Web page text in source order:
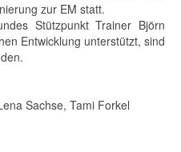
zur EM statt.
Stützpunkt Trainer Björn
Entwicklung unterstützt, sind
Sachse, Tami Forkel